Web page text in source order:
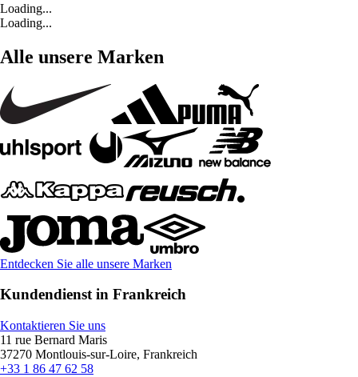
Loading...
Loading...
Alle unsere Marken
Entdecken Sie alle unsere Marken
Kundendienst in Frankreich
Kontaktieren Sie uns
11 rue Bernard Maris
37270 Montlouis-sur-Loire, Frankreich
+33 1 86 47 62 58